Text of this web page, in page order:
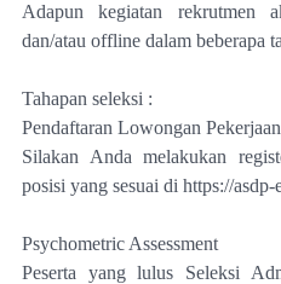
Adapun kegiatan rekrutmen
dan/atau offline dalam beberapa
Tahapan seleksi :
Pendaftaran Lowongan Pekerjaan
Silakan Anda melakukan
posisi yang sesuai di https://
Psychometric Assessment
Peserta yang lulus Seleksi